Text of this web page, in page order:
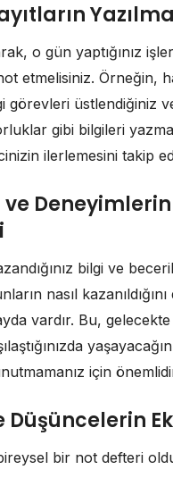
o gün yaptığınız
etmelisiniz. Örneğin,
görevleri üstlendiğiniz
gibi bilgileri
ilerlemesini takip
ve Deneyimlerin
bilgi ve
nasıl kazanıldığını
vardır. Bu,
için
Düşüncelerin
bir not defteri